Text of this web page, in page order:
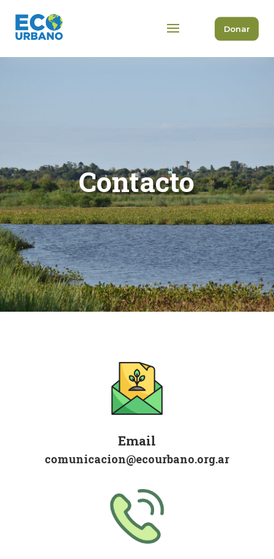
Donar
Contacto
Email
comunicacion@ecourbano.org.ar